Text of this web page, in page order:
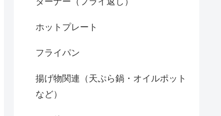
ホットプレート
フライパン
揚げ物関連（天ぷら鍋・オイルポット
など）